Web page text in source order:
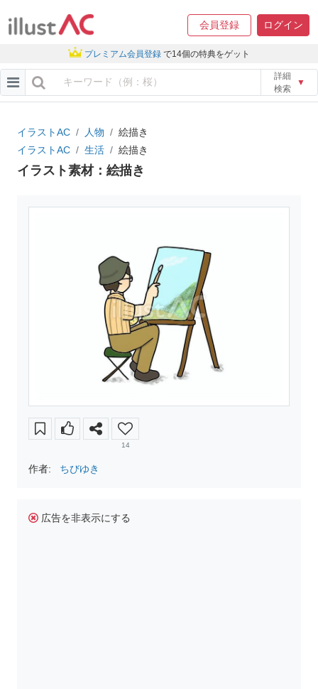
会員登録 ログイン
プレミアム会員登録 で14個の特典をゲット
詳細
検索
▼
イラストAC 人物
絵描き
イラストAC
生活 絵描き
イラスト素材：絵描き
14
作者: ちびゆき
広告を非表示にする